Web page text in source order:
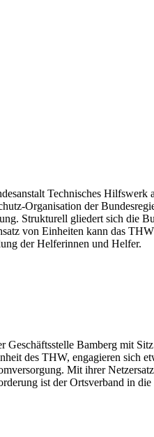
Technisches
Organisation der
Strukturell gliedert sich die
von Einheiten kann das
der Helferinnen und Helfer.
Geschäftsstelle Bamberg mit
des THW, engagieren sich
Mit ihrer
ist der Ortsverband in